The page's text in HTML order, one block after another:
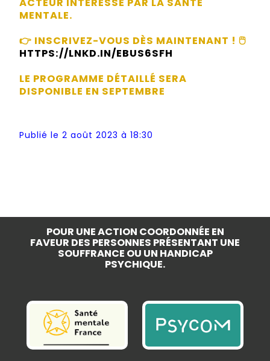
ACTEUR INTÉRESSÉ PAR LA SANTÉ
MENTALE.
👉 INSCRIVEZ-VOUS DÈS MAINTENANT ! 🖱
HTTPS://LNKD.IN/EBUS6SFH
LE PROGRAMME DÉTAILLÉ SERA
DISPONIBLE EN SEPTEMBRE
Publié le 2 août 2023 à 18:30
POUR UNE ACTION COORDONNÉE EN
FAVEUR DES PERSONNES PRÉSENTANT UNE
SOUFFRANCE OU UN HANDICAP
PSYCHIQUE.